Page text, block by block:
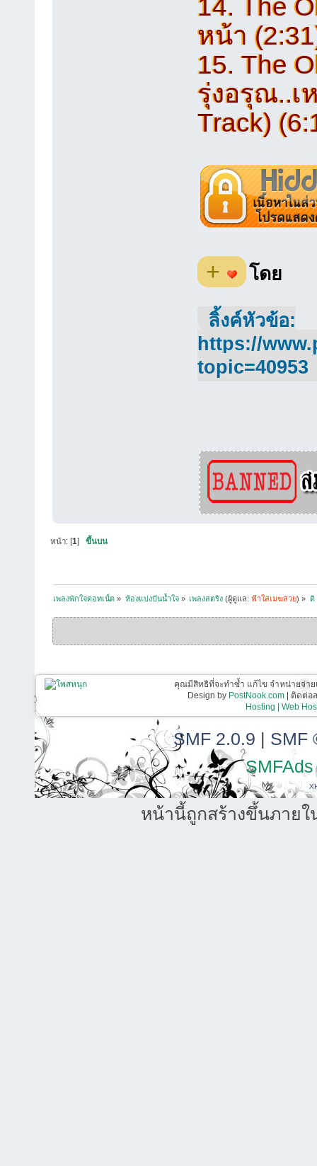
14. The
หน้า
15. The
รุ่งอรุณ..เ
Track)
+ โดย
ลิ้งค์หัวข้อ:
https://
topic=40953
หน้า: [1]ขึ้นบน
เพลงพักใจดอทเน็ต » ห้องแบ่งปันน้ำใจ» เพลงสตริง (ผู้ดูแล:ฟ้าใสเมฆสวย) » ดิ
คุณมีสิทธิที่จะทำซ้ำ แก้ไข จำหน่ายจ่า
Design by PostNook.com| ติดต่อส
Hosting | Web
SMF 2.0.9 | SMF
SMFAds
หน้านี้ถูกสร้างขึ้นภายใ